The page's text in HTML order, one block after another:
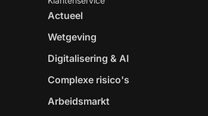
Actueel
Wetgeving
Digitalisering & AI
Complexe risico's
Arbeidsmarkt